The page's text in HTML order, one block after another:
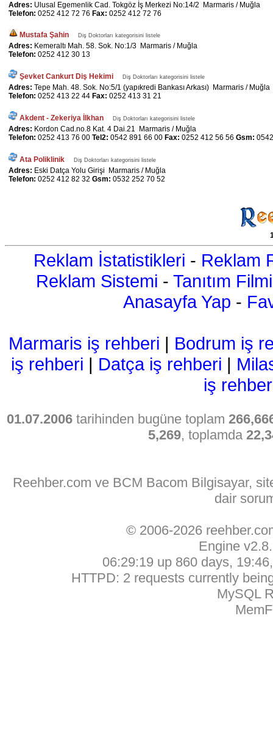
Adres: Ulusal Egemenlik Cad. Tokgöz İş Merkezi No:14/2 Marmaris / Muğla
Telefon: 0252 412 72 76 Fax: 0252 412 72 76
Mustafa Şahin Diş Doktorları kategorisini listele
Adres: Kemeraltı Mah. 58. Sok. No:1/3 Marmaris / Muğla
Telefon: 0252 412 30 13
Şevket Cankurt Diş Hekimi Diş Doktorları kategorisini listele
Adres: Tepe Mah. 48. Sok. No:5/1 (yapıkredi Bankası Arkası) Marmaris / Muğla
Telefon: 0252 413 22 44 Fax: 0252 413 31 21
Akdent - Zekeriya İlkhan Diş Doktorları kategorisini listele
Adres: Kordon Cad.no.8 Kat. 4 Dai.21 Marmaris / Muğla
Telefon: 0252 413 76 00 Tel2: 0542 891 66 00 Fax: 0252 412 56 56 Gsm:
Ata Poliklinik Diş Doktorları kategorisini listele
Adres: Eski Datça Yolu Girişi Marmaris / Muğla
Telefon: 0252 412 82 32 Gsm: 0532 252 70 52
Reklam İstatistikleri - Reklam
Reklam Sistemi - Tanıtım Filmi
Anasayfa Yap -
Marmaris iş rehberi | Bodrum iş
iş rehberi | Datça iş rehberi |
iş
01.07.2006 tarihinden bugüne toplam
5,269, toplamda
Reehber.com ve BCM Bacom Bilgisayar,
dair
© 2006-2026
Engine
06:29:19 up 860 days,
HTTPD: 2 requests currently
MySQL